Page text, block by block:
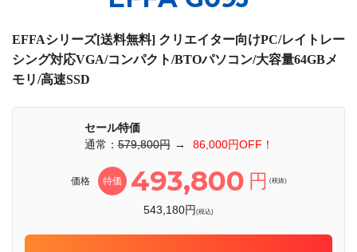
EFFAシリーズ[送料無料] クリエイター向けPC/レイトレー
シング対応VGA/コンパクト/BTOパソコン/大容量64GBメ
モリ/高速SSD
セール特価
通常：579,800円 → 86,000円OFF！
価格 特価 493,800 円 (税抜)
543,180円(税込)